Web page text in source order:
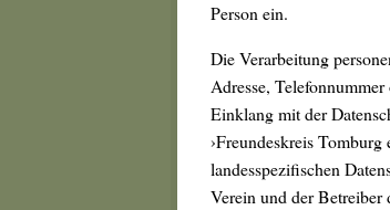
Person ein.
Die Verarbeitung
Adresse,
Einklang mit der
›Freundeskreis Tomburg
landesspezifischen
Verein und der